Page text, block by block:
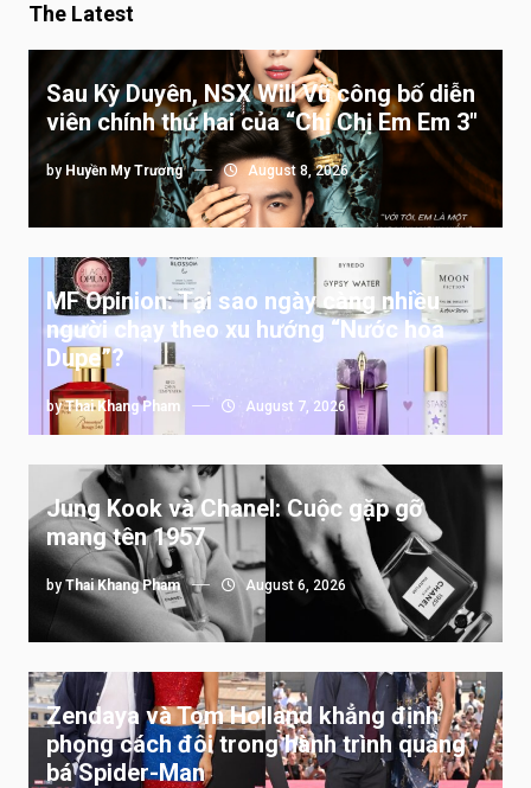
The Latest
Sau Kỳ Duyên, NSX Will Vũ công bố diễn
viên chính thứ hai của “Chị Chị Em Em 3″
by Huyền My Trương August 8, 2026
MF Opinion: Tại sao ngày càng nhiều
người chạy theo xu hướng “Nước hoa
Dupe”?
byThai Khang Pham August 7, 2026
Jung Kook và Chanel: Cuộc gặp gỡ
mang tên 1957
by Thai Khang Pham August 6, 2026
Zendaya và Tom Holland khẳng định
phong cách đôi trong hành trình quảng
bá Spider-Man